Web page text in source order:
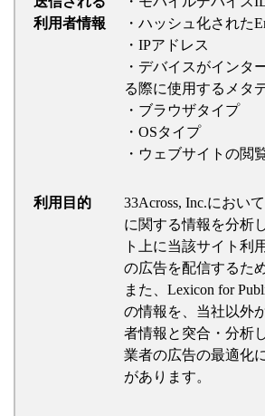
利用者情報
・ハッシュ化された
・IPアドレス
・デバイスがインタ
る際に使用するメタ
・ブラウザタイプ
・OSタイプ
・ウェブサイトの閲
利用目的
33Across, Inc.におい
に関する情報を分析
ト上に当該サイト利
の広告を配信するた
また、Lexicon for
の情報を、当社以外
者情報と突合・分析
業者の広告の最適化
があります。